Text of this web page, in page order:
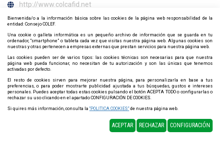
http://www.colcafid.net
Horario de atención al colegiado
Lunes, Miércoles y Viernes 8:30h. a 11:00h.
Contacta y síguenos por redes sociales
Política de Cookies Mapa web
Diseño y Desarrollo web Im3diA comunicación
Bienvenida/o a la información básica sobre las cookies de la página web responsabilidad de la
entidad: Consejo COLEF.
Una cookie o galleta informática es un pequeño archivo de información que se guarda en tu
ordenador, “smartphone” o tableta cada vez que visitas nuestra página web. Algunas cookies son
nuestras y otras pertenecen a empresas externas que prestan servicios para nuestra página web.
Las cookies pueden ser de varios tipos: las cookies técnicas son necesarias para que nuestra
página web pueda funcionar, no necesitan de tu autorización y son las únicas que tenemos
activadas por defecto.
El resto de cookies sirven para mejorar nuestra página, para personalizarla en base a tus
preferencias, o para poder mostrarte publicidad ajustada a tus búsquedas, gustos e intereses
personales. Puedes aceptar todas estas cookies pulsando el botón ACEPTA TODO o configurarlas o
rechazar su uso clicando en el apartado CONFIGURACIÓN DE COOKIES.
Si quires más información, consulta la “POLITICA COOKIES” de nuestra página web.
ACEPTAR RECHAZAR CONFIGURACIÓN